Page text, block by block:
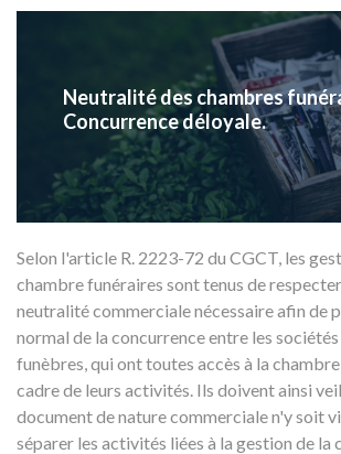
PRÉPARER
NOS
Neutralité des chambres
Concurrence déloyale.
Selon l'article R. 2223-72 du CGCT, les
chambre funéraires sont tenus de
neutralité commerciale nécessaire afin de
normal de la concurrence entre les
funèbres, qui ont toutes accès à la
cadre de leurs activités. Ils doivent ainsi
document de nature commerciale n'y soit
séparer les activités liées à la gestion de la